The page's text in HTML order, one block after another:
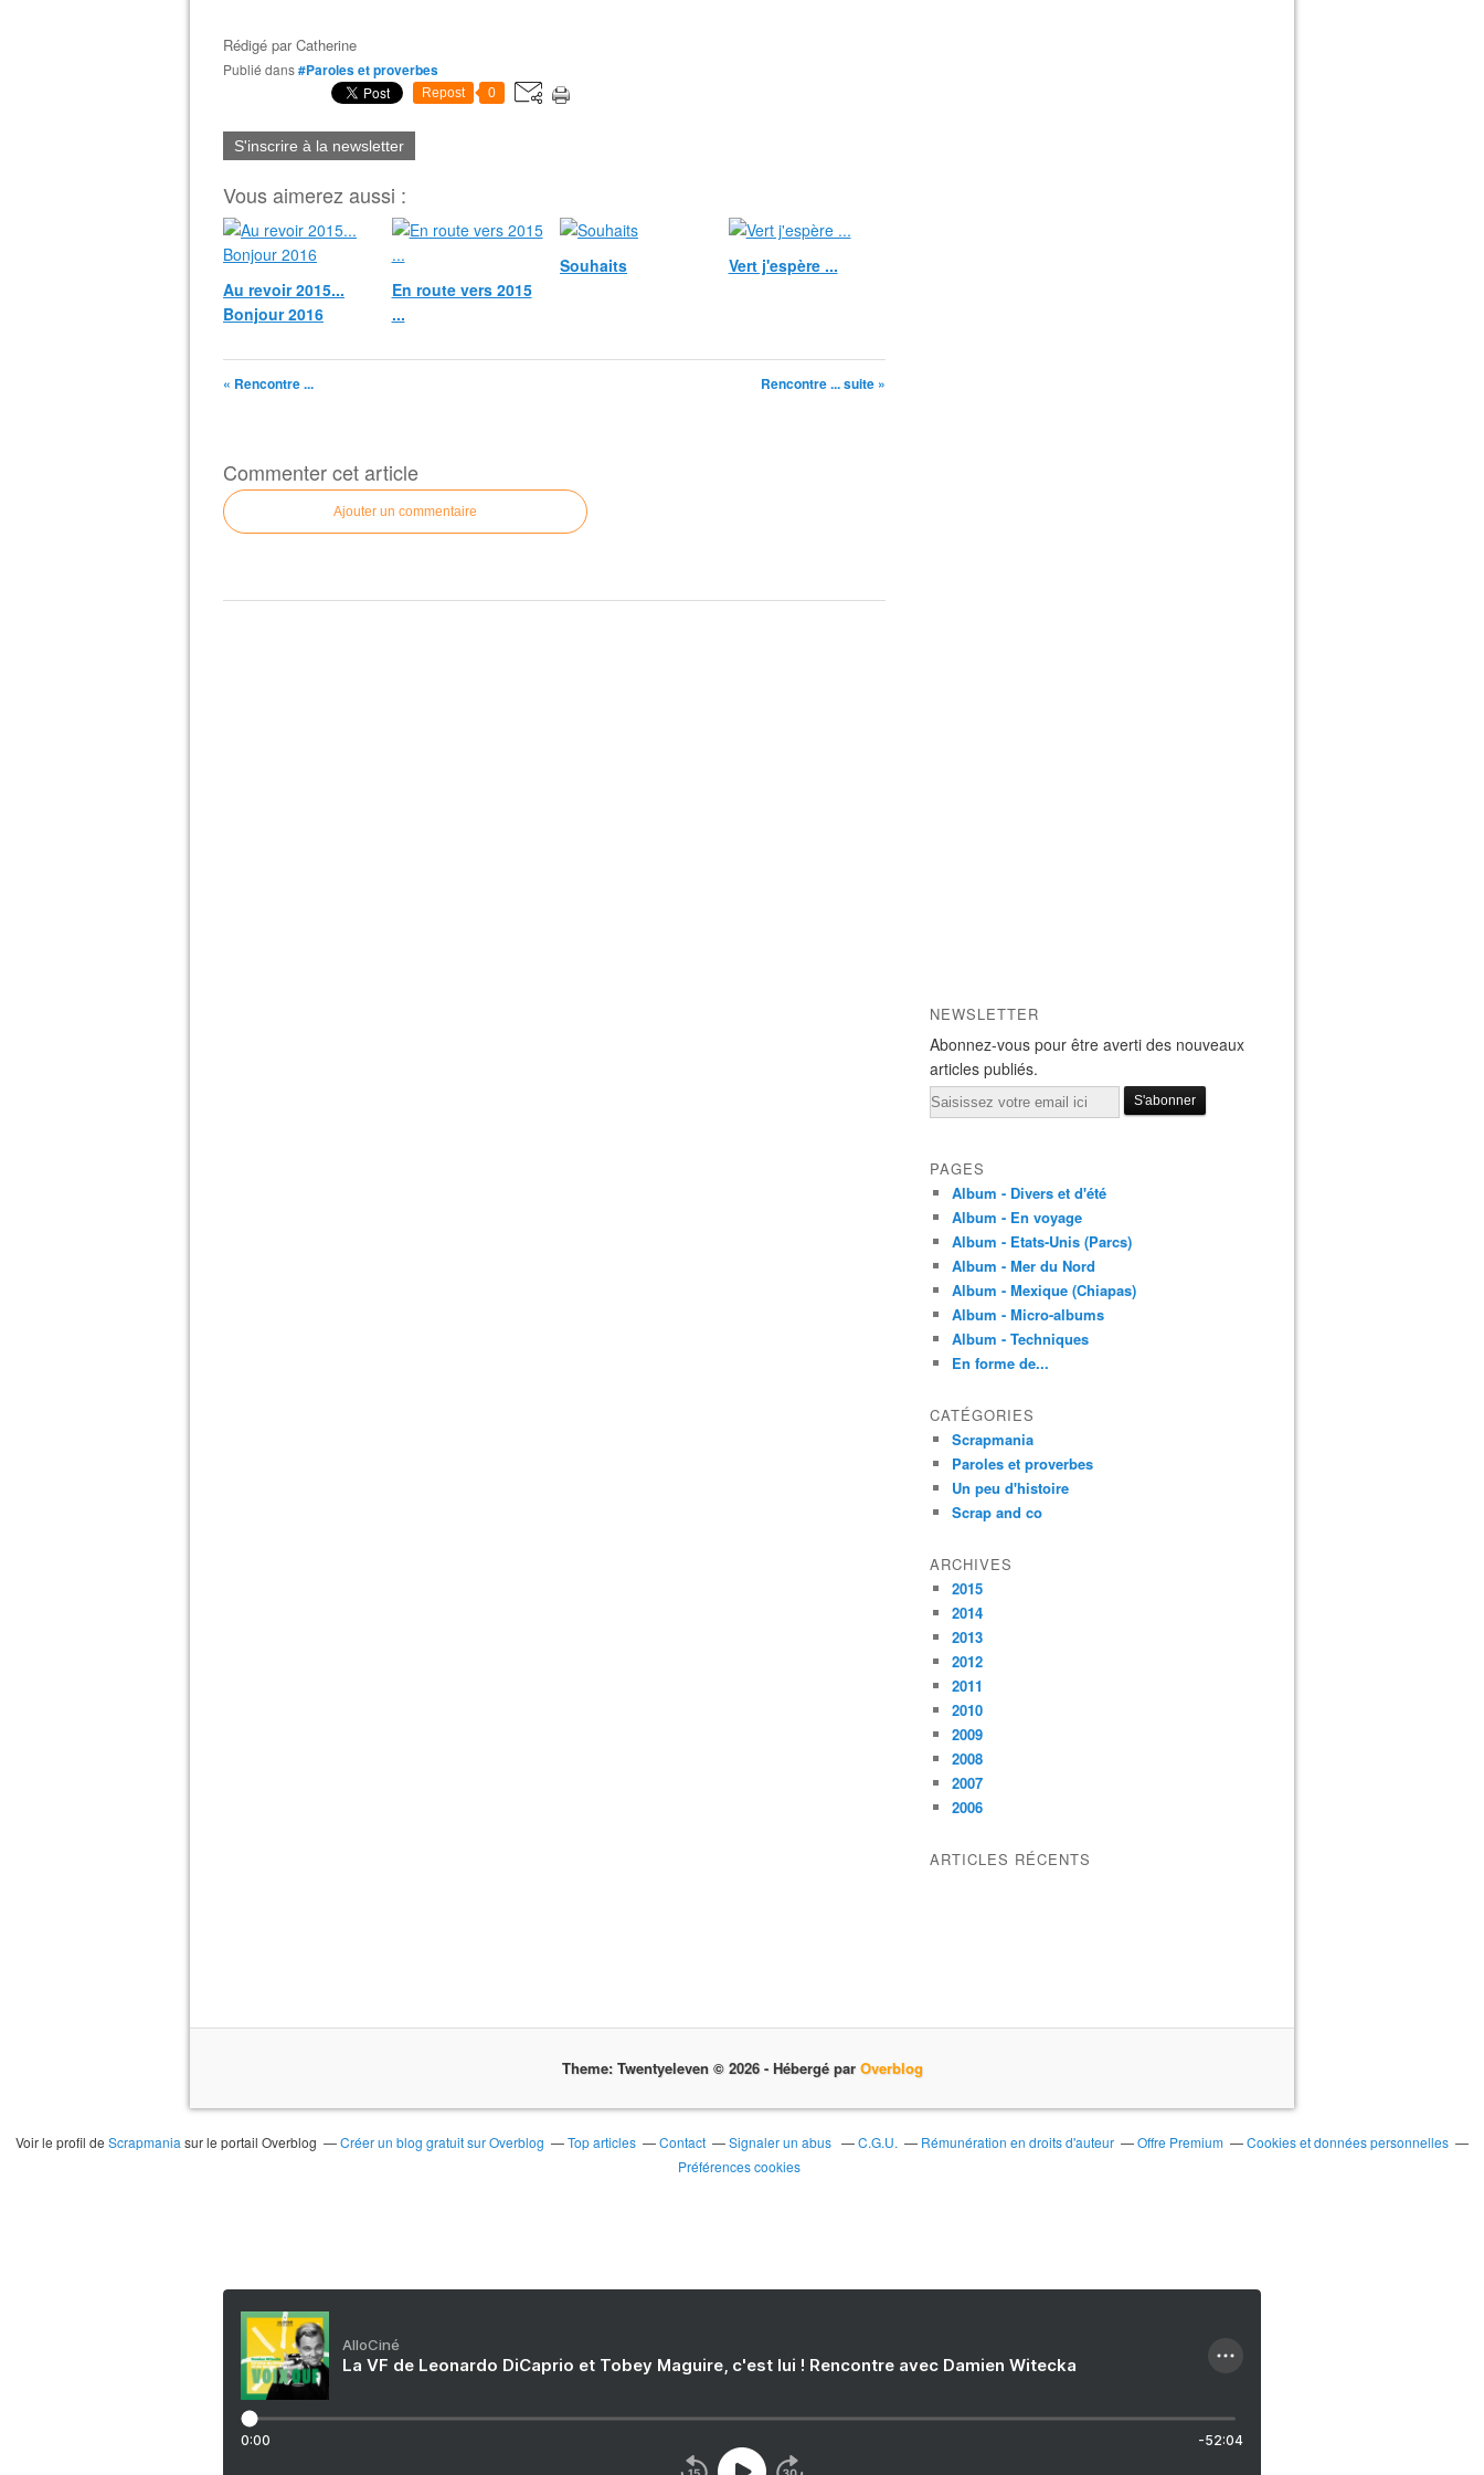
Rédigé parCatherine
Publié dans#Paroles et proverbes
Repost 0
S'inscrire à la newsletter
Vous aimerez aussi :
Au revoir 2015...
Bonjour 2016
En route vers 2015
...
Souhaits Vert j'espère ...
« Rencontre ... Rencontre ... suite »
Commenter cet article
Ajouter un commentaire
NEWSLETTER
Abonnez-vous pour être averti des nouveaux
articles publiés.
Email
PAGES
Album - Divers et d'été
Album - En voyage
Album - Etats-Unis (Parcs)
Album - Mer du Nord
Album - Mexique (Chiapas)
Album - Micro-albums
Album - Techniques
En forme de...
CATÉGORIES
Scrapmania
Paroles et proverbes
Un peu d'histoire
Scrap and co
ARCHIVES
2015
2014
2013
2012
2011
2010
2009
2008
2007
2006
ARTICLES RÉCENTS
Theme: Twentyeleven © 2026 - Hébergé par Overblog
Voir le profil de Scrapmania sur le portail Overblog Créer un blog gratuit sur Overblog Top articles Contact Signaler un abus C.G.U. Rémunération en droits d'auteur Offre Premium
Cookies et données personnelles
Préférences cookies
AlloCiné
La VF de Leonardo DiCaprio et Tobey Maguire, c'est lui ! Rencontre avec Damien Witecka
0:00 -52:04